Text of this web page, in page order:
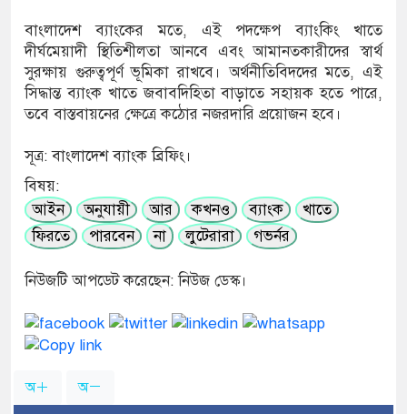
বাংলাদেশ ব্যাংকের মতে, এই পদক্ষেপ ব্যাংকিং খাতে
দীর্ঘমেয়াদী স্থিতিশীলতা আনবে এবং আমানতকারীদের স্বার্থ
সুরক্ষায় গুরুত্বপূর্ণ ভূমিকা রাখবে। অর্থনীতিবিদদের মতে, এই
সিদ্ধান্ত ব্যাংক খাতে জবাবদিহিতা বাড়াতে সহায়ক হতে পারে,
তবে বাস্তবায়নের ক্ষেত্রে কঠোর নজরদারি প্রয়োজন হবে।
সূত্র: বাংলাদেশ ব্যাংক ব্রিফিং।
বিষয়:
আইন
অনুযায়ী আর কখনও ব্যাংক
খাতে
ফিরতে
পারবেন না লুটেরারা গভর্নর
নিউজটি আপডেট করেছেন: নিউজ ডেস্ক।
অ অ